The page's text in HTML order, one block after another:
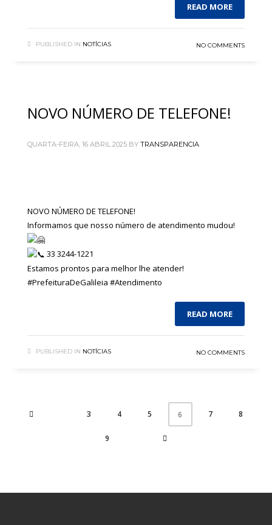
READ MORE
PUBLISHED IN NOTÍCIAS NO COMMENTS
NOVO NÚMERO DE TELEFONE!
QUARTA-FEIRA, 16 ABRIL 2025 BY TRANSPARENCIA
NOVO NÚMERO DE TELEFONE!
Informamos que nosso número de atendimento mudou!
33 3244-1221
Estamos prontos para melhor lhe atender!
#PrefeituraDeGalileia #Atendimento
READ MORE
PUBLISHED IN NOTÍCIAS NO COMMENTS
3 4 5 6 7 8
9